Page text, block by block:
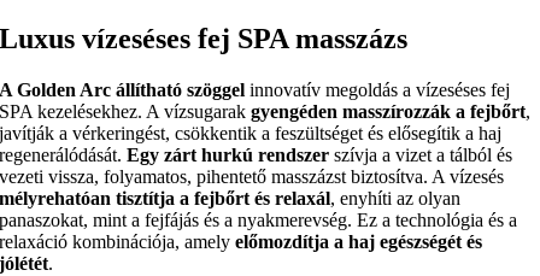
Luxus vízeséses fej SPA masszázs
A Golden Arc állítható szöggel innovatív megoldás a vízeséses fej
SPA kezelésekhez. A vízsugarakgyengéden masszírozzák a fejbőrt,
javítják a vérkeringést, csökkentik a feszültséget és elősegítik a haj
regenerálódását.Egy zárt hurkú rendszer szívja a vizet a tálból és
vezeti vissza, folyamatos, pihentető masszázst biztosítva. A vízesés
mélyrehatóan tisztítja a fejbőrt és relaxál, enyhíti az olyan
panaszokat, mint a fejfájás és a nyakmerevség. Ez a technológia és a
relaxáció kombinációja, amelyelőmozdítja a haj egészségét és
jólétét.